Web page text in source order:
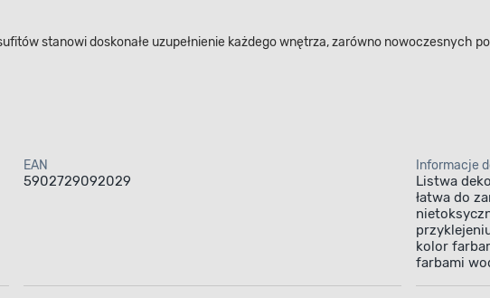
stanowi doskonałe uzupełnienie każdego wnętrza, zarówno nowoczesnych
EAN
5902729092029
Informacje
Listwa
łatwa do
kolor
farbami